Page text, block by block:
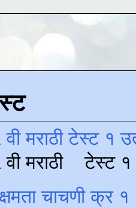
वी मराठी टेस्ट १
५ वी मराठी टेस्ट
चाचणी क्र